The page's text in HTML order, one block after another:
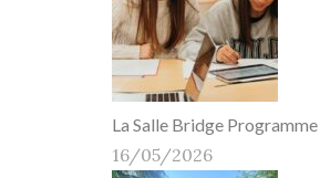
La Salle Bridge Programme
16/05/2026